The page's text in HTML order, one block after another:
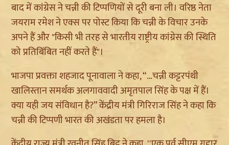
बाद में कांग्रेस ने चन्नी की टिप्पणियों से दूरी बना ली। वरिष्ठ नेता
जयराम रमेश ने एक्स पर पोस्ट किया कि चन्नी के विचार उनके
अपने हैं और "किसी भी तरह से भारतीय राष्ट्रीय कांग्रेस की स्थिति
को प्रतिबिंबित नहीं करते हैं"।
भाजपा प्रवक्ता शहजाद पूनावाला ने कहा, “…चन्नी कट्टरपंथी
खालिस्तान समर्थक अलगाववादी अमृतपाल सिंह के पक्ष में हैं।
क्या यही जय संविधान है?” केंद्रीय मंत्री गिरिराज सिंह ने कहा कि
चन्नी की टिप्पणी भारत की अखंडता पर हमला है।